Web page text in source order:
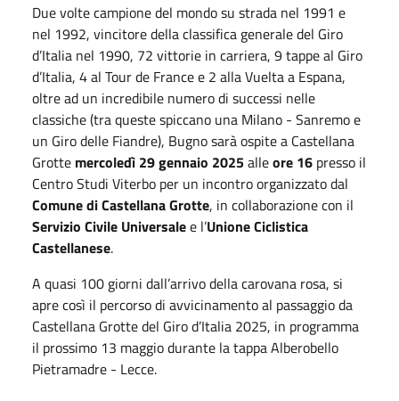
Due volte campione del mondo su strada nel 1991 e
nel 1992, vincitore della classifica generale del Giro
d’Italia nel 1990, 72 vittorie in carriera, 9 tappe al Giro
d’Italia, 4 al Tour de France e 2 alla Vuelta a Espana,
oltre ad un incredibile numero di successi nelle
classiche (tra queste spiccano una Milano - Sanremo e
un Giro delle Fiandre), Bugno sarà ospite a Castellana
Grotte mercoledì 29 gennaio 2025alleore 16 presso il
Centro Studi Viterbo per un incontro organizzato dal
Comune di Castellana Grotte, in collaborazione con il
Servizio Civile Universalee l’Unione Ciclistica
Castellanese.
A quasi 100 giorni dall’arrivo della carovana rosa, si
apre così il percorso di avvicinamento al passaggio da
Castellana Grotte del Giro d’Italia 2025, in programma
il prossimo 13 maggio durante la tappa Alberobello
Pietramadre - Lecce.